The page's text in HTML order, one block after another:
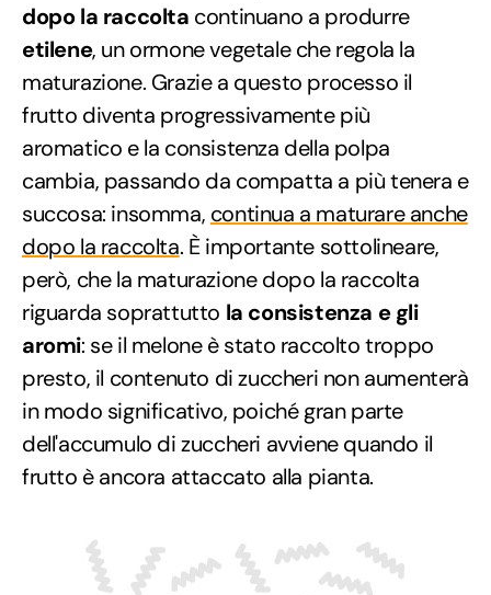
dopo la raccolta continuano a produrre
etilene, un ormone vegetale che regola la
maturazione. Grazie a questo processo il
frutto diventa progressivamente più
aromatico e la consistenza della polpa
cambia, passando da compatta a più tenera e
succosa: insomma, continua a maturare anche
dopo la raccolta. È importante sottolineare,
però, che la maturazione dopo la raccolta
riguarda soprattutto la consistenza e gli
aromi: se il melone è stato raccolto troppo
presto, il contenuto di zuccheri non aumenterà
in modo significativo, poiché gran parte
dell'accumulo di zuccheri avviene quando il
frutto è ancora attaccato alla pianta.